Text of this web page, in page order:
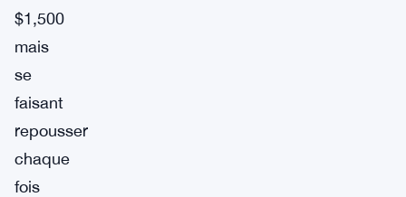
$1,500
mais
se
faisant
repousser
chaque
fois